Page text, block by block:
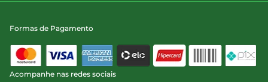
Formas de Pagamento
Acompanhe nas redes sociais